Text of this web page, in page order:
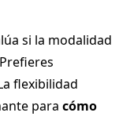
si la modalidad
flexibilidad
para cómo